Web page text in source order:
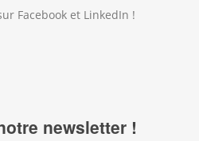
Facebook et LinkedIn !
newsletter !